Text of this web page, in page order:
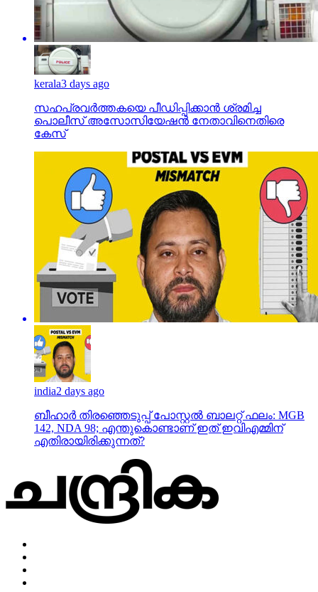
kerala3 days ago
സഹപ്രവര്‍ത്തകയെ പീഡിപ്പിക്കാന്‍ ശ്രമിച്ച
പൊലീസ് അസോസിയേഷന്‍ നേതാവിനെതിരെ
കേസ്
india2 days ago
ബീഹാർ തിരഞ്ഞെടുപ്പ് പോസ്റ്റൽ ബാലറ്റ് ഫലം: MGB
142, NDA 98; എന്തുകൊണ്ടാണ് ഇത് ഇവിഎമ്മിന്
എതിരായിരിക്കുന്നത്?